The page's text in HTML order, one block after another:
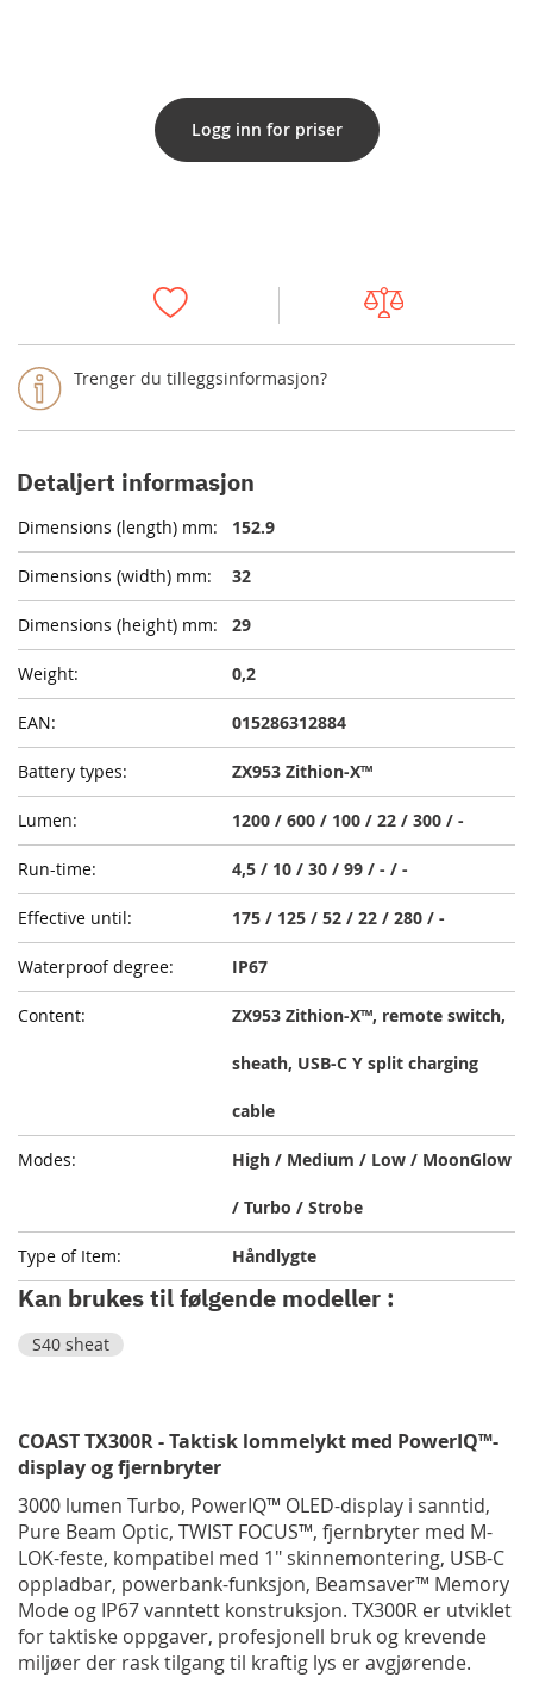
Trenger du tilleggsinformasjon?
Logg inn for priser
Detaljert informasjon
152.9
32
29
0,2
015286312884
ZX953 Zithion-X™
1200 / 600 / 100 / 22 / 300 / -
4,5 / 10 / 30 / 99 / - / -
175 / 125 / 52 / 22 / 280 / -
IP67
ZX953 Zithion-X™, remote switch,
sheath, USB-C Y split charging
cable
High / Medium / Low / MoonGlow
/ Turbo / Strobe
Håndlygte
Kan brukes til følgende modeller :
S40 sheat
COAST TX300R - Taktisk lommelykt med PowerIQ™-
display og fjernbryter
3000 lumen Turbo, PowerIQ™ OLED-display i sanntid,
Pure Beam Optic, TWIST FOCUS™, fjernbryter med M-
LOK-feste, kompatibel med 1" skinnemontering, USB-C
oppladbar, powerbank-funksjon, Beamsaver™ Memory
Mode og IP67 vanntett konstruksjon. TX300R er utviklet
for taktiske oppgaver, profesjonell bruk og krevende
miljøer der rask tilgang til kraftig lys er avgjørende.